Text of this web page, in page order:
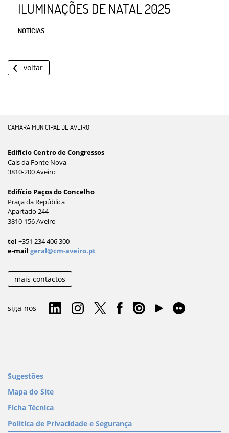
ILUMINAÇÕES DE NATAL 2025
NOTÍCIAS
voltar
CÂMARA MUNICIPAL DE AVEIRO
Edifício Centro de Congressos
Cais da Fonte Nova
3810-200 Aveiro
Edifício Paços do Concelho
Praça da República
Apartado 244
3810-156 Aveiro
tel +351 234 406 300
e-mail geral@cm-aveiro.pt
mais contactos
siga-nos
Sugestões
Mapa do Site
Ficha Técnica
Política de Privacidade e Segurança